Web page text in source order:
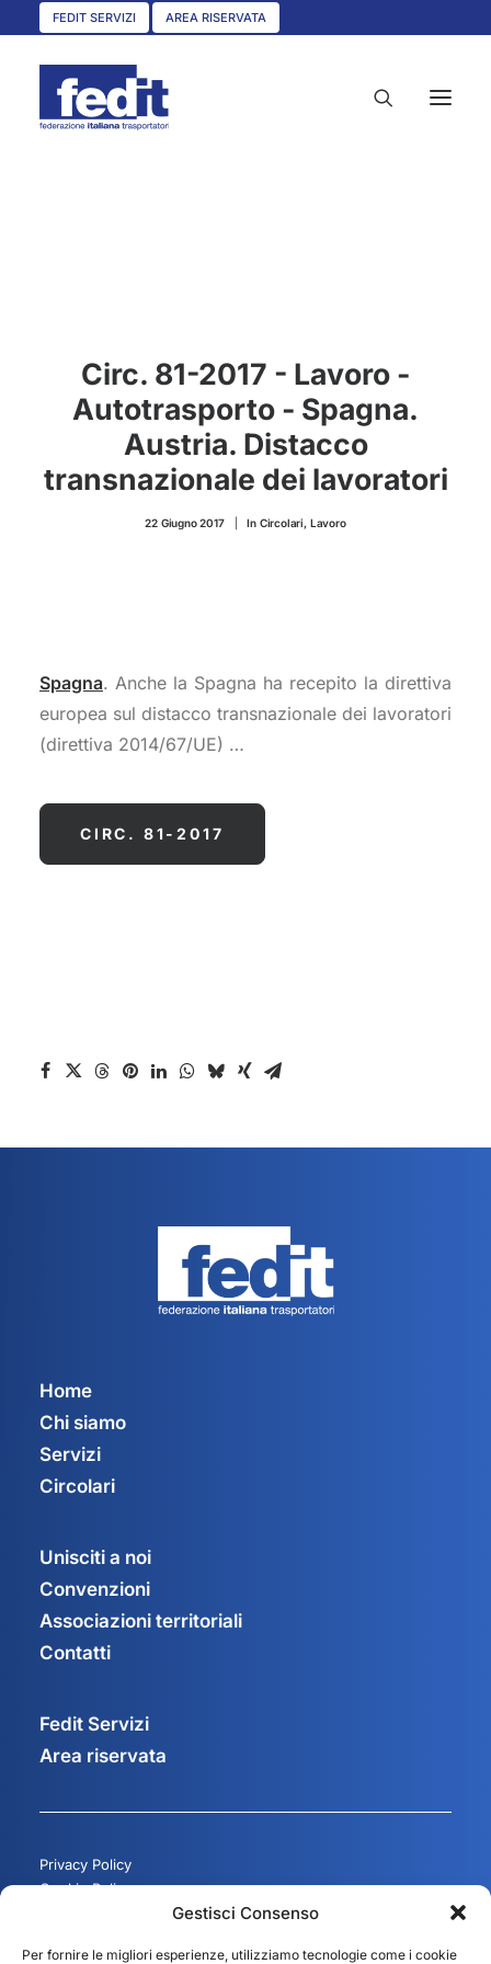
Gestisci Consenso
Per fornire le migliori esperienze, utilizziamo tecnologie come i cookie
FEDIT SERVIZI AREA RISERVATA
UNISCITI A NOI
CONVENZIONI
ASSOCIAZIONI TERRITORIALI
Circ. 81-2017 - Lavoro -
Autotrasporto - Spagna.
Austria. Distacco
transnazionale dei lavoratori
22 Giugno 2017 In Circolari, Lavoro
Spagna. Anche la Spagna ha recepito la direttiva
europea sul distacco transnazionale dei lavoratori
(direttiva 2014/67/UE) …
CIRC. 81-2017
Home
Chi siamo
Servizi
Circolari
Unisciti a noi
Convenzioni
Associazioni territoriali
Contatti
Fedit Servizi
Area riservata
Privacy Policy
Cookie Policy